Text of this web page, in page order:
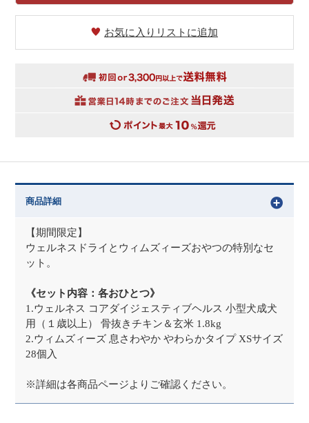
お気に入りリストに追加
商品詳細
【期間限定】
ウェルネスドライとウィムズィーズおやつの特別なセ
ット。
《セット内容：各おひとつ》
1.ウェルネス コアダイジェスティブヘルス 小型犬成犬
用（１歳以上） 骨抜きチキン＆玄米 1.8kg
2.ウィムズィーズ 息さわやか やわらかタイプ XSサイズ
28個入
※詳細は各商品ページよりご確認ください。